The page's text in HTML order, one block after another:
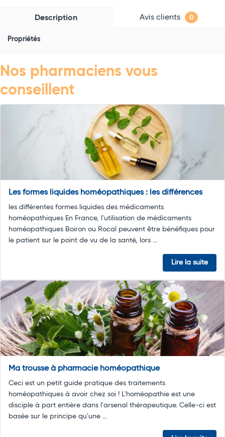
Description Avis clients 0
Propriétés
Nos pharmaciens vous
conseillent
Les formes liquides homéopathiques : les différences
les différentes formes liquides des médicaments
homéopathiques En France, l'utilisation de médicaments
homéopathiques Boiron ou Rocal peuvent être bénéfiques pour
le patient sur le point de vu de la santé, lors ...
Lire la suite
Ma trousse à pharmacie homéopathique
Ceci est un petit guide pratique des traitements
homéopathiques à avoir chez soi ! L'homéopathie est une
disciple à part entière dans l'arsenal thérapeutique. Celle-ci est
basée sur le principe qu'une ...